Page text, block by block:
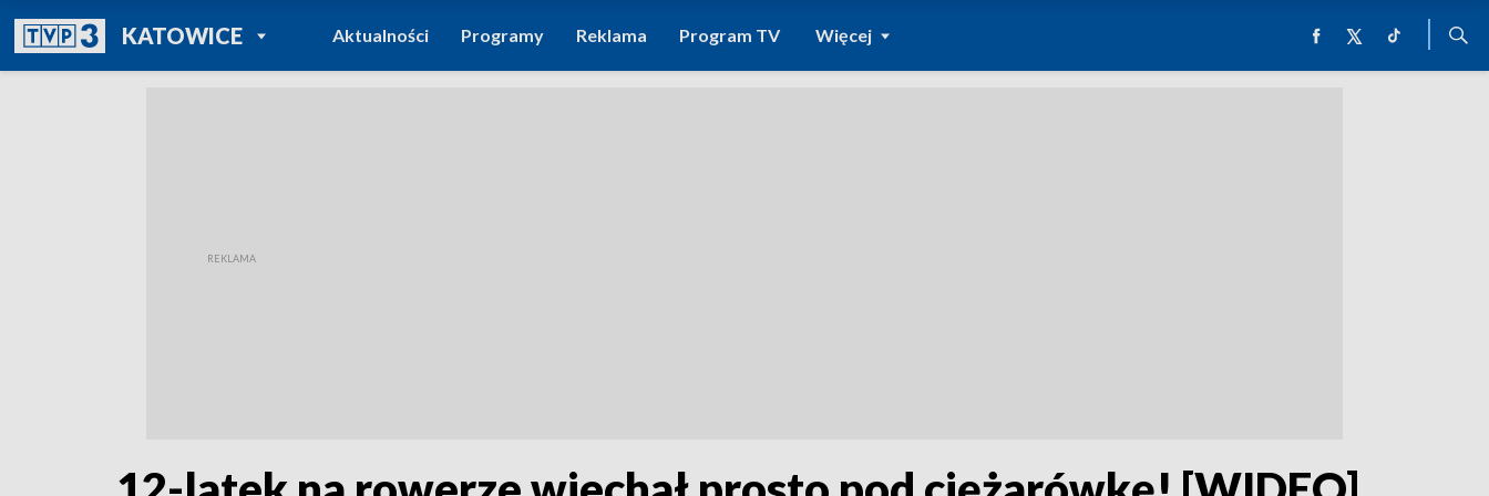
KATOWICEPOWRÓT DO
TVP REGIONY
Aktualności Programy Reklama Program TV Więcej